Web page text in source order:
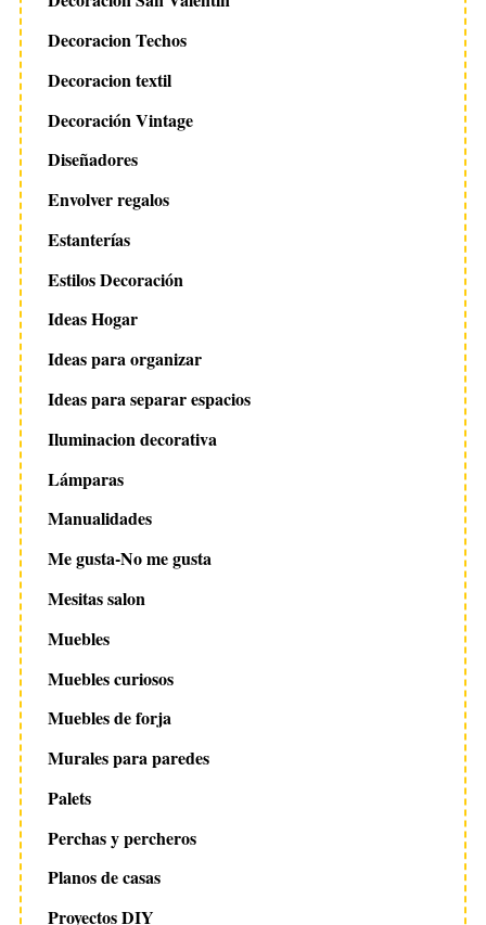
Decoracion Techos
Decoracion textil
Decoración Vintage
Diseñadores
Envolver regalos
Estanterías
Estilos Decoración
Ideas Hogar
Ideas para organizar
Ideas para separar espacios
Iluminacion decorativa
Lámparas
Manualidades
Me gusta-No me gusta
Mesitas salon
Muebles
Muebles curiosos
Muebles de forja
Murales para paredes
Palets
Perchas y percheros
Planos de casas
Proyectos DIY